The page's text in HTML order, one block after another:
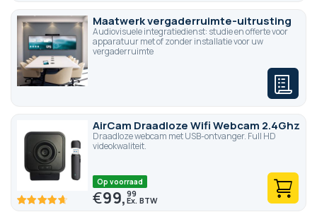
Maatwerk vergaderruimte-uitrusting
Audiovisuele integratiedienst: studie en offerte voor
apparatuur met of zonder installatie voor uw
vergaderruimte
AirCam Draadloze Wifi Webcam 2.4Ghz
Draadloze webcam met USB-ontvanger. Full HD
videokwaliteit.
93.4100
Op voorraad
€99,99